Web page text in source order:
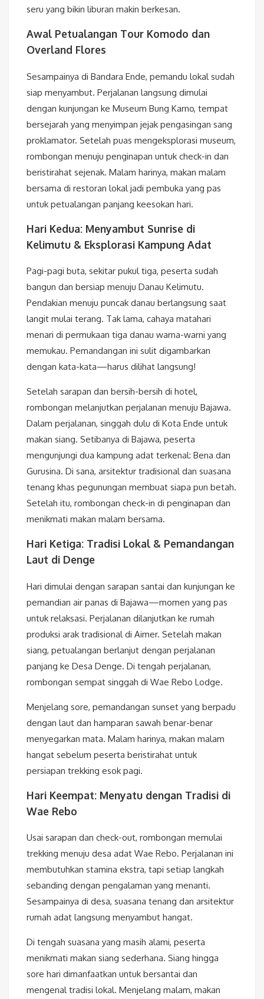
seru yang bikin liburan makin berkesan.
Awal Petualangan Tour Komodo dan
Overland Flores
Sesampainya di Bandara Ende, pemandu lokal sudah
siap menyambut. Perjalanan langsung dimulai
dengan kunjungan ke Museum Bung Karno, tempat
bersejarah yang menyimpan jejak pengasingan sang
proklamator. Setelah puas mengeksplorasi museum,
rombongan menuju penginapan untuk check-in dan
beristirahat sejenak. Malam harinya, makan malam
bersama di restoran lokal jadi pembuka yang pas
untuk petualangan panjang keesokan hari.
Hari Kedua: Menyambut Sunrise di
Kelimutu & Eksplorasi Kampung Adat
Pagi-pagi buta, sekitar pukul tiga, peserta sudah
bangun dan bersiap menuju Danau Kelimutu.
Pendakian menuju puncak danau berlangsung saat
langit mulai terang. Tak lama, cahaya matahari
menari di permukaan tiga danau warna-warni yang
memukau. Pemandangan ini sulit digambarkan
dengan kata-kata—harus dilihat langsung!
Setelah sarapan dan bersih-bersih di hotel,
rombongan melanjutkan perjalanan menuju Bajawa.
Dalam perjalanan, singgah dulu di Kota Ende untuk
makan siang. Setibanya di Bajawa, peserta
mengunjungi dua kampung adat terkenal: Bena dan
Gurusina. Di sana, arsitektur tradisional dan suasana
tenang khas pegunungan membuat siapa pun betah.
Setelah itu, rombongan check-in di penginapan dan
menikmati makan malam bersama.
Hari Ketiga: Tradisi Lokal & Pemandangan
Laut di Denge
Hari dimulai dengan sarapan santai dan kunjungan ke
pemandian air panas di Bajawa—momen yang pas
untuk relaksasi. Perjalanan dilanjutkan ke rumah
produksi arak tradisional di Aimer. Setelah makan
siang, petualangan berlanjut dengan perjalanan
panjang ke Desa Denge. Di tengah perjalanan,
rombongan sempat singgah di Wae Rebo Lodge.
Menjelang sore, pemandangan sunset yang berpadu
dengan laut dan hamparan sawah benar-benar
menyegarkan mata. Malam harinya, makan malam
hangat sebelum peserta beristirahat untuk
persiapan trekking esok pagi.
Hari Keempat: Menyatu dengan Tradisi di
Wae Rebo
Usai sarapan dan check-out, rombongan memulai
trekking menuju desa adat Wae Rebo. Perjalanan ini
membutuhkan stamina ekstra, tapi setiap langkah
sebanding dengan pengalaman yang menanti.
Sesampainya di desa, suasana tenang dan arsitektur
rumah adat langsung menyambut hangat.
Di tengah suasana yang masih alami, peserta
menikmati makan siang sederhana. Siang hingga
sore hari dimanfaatkan untuk bersantai dan
mengenal tradisi lokal. Menjelang malam, makan